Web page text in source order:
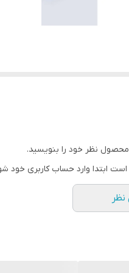
محصول نظر خود را بنویسید.
است ابتدا وارد حساب کاربری خود
نظر